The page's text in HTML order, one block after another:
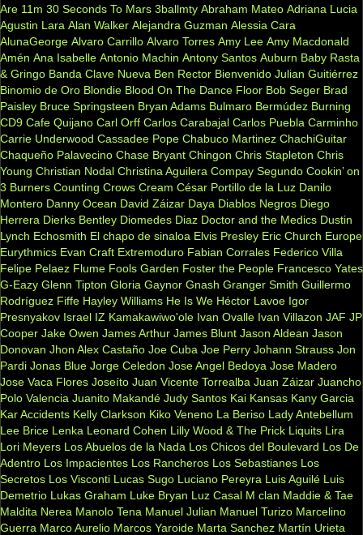
Are 11m 30 Seconds To Mars 3ballmty Abraham Mateo Adriana Lucia
Agustin Lara Alan Walker Alejandra Guzman Alessia Cara
AlunaGeorge Alvaro Carrillo Alvaro Torres Amy Lee Amy Macdonald
Amén Ana Isabelle Antonio Machin Antony Santos Auburn Baby Rasta
& Gringo Banda Clave Nueva Ben Rector Bienvenido Julian Guitiérrez
Binomio de Oro Blondie Blood On The Dance Floor Bob Seger Brad
Paisley Bruce Springsteen Bryan Adams Bulmaro Bermúdez Burning
CD9 Cafe Quijano Carl Orff Carlos Carabajal Carlos Puebla Carminho
Carrie Underwood Cassadee Pope Chabuco Martinez ChachiGuitar
Chaqueño Palavecino Chase Bryant Chingon Chris Stapleton Chris
Young Christian Nodal Christina Aguilera Compay Segundo Cookin’ on
3 Burners Counting Crows Cream César Portillo de la Luz Danilo
Montero Danny Ocean David Záizar Daya Diablos Negros Diego
Herrera Dierks Bentley Diomedes Diaz Doctor and the Medics Dustin
Lynch Echosmith El chapo de sinaloa Elvis Presley Eric Church Europe
Eurythmics Evan Craft Extremoduro Fabian Corrales Federico Villa
Felipe Pelaez Flume Fools Garden Foster the People Francesco Yates
G-Eazy Glenn Tipton Gloria Gaynor Gnash Granger Smith Guillermo
Rodríguez Fiffe Hayley Williams He Is We Héctor Lavoe Igor
Presnyakov Israel IZ Kamakawiwo'ole Ivan Ovalle Ivan Villazon JAF JP
Cooper Jake Owen James Arthur James Blunt Jason Aldean Jason
Donovan Jhon Alex Castaño Joe Cuba Joe Perry Johann Strauss Jon
Pardi Jonas Blue Jorge Celedon Jose Angel Bedoya Jose Madero
Jose Vaca Flores Joseíto Juan Vicente Torrealba Juan Záizar Juancho
Polo Valencia Juanito Makandé Judy Santos Kai Kansas Kany Garcia
Kar Accidents Kelly Clarkson Kiko Veneno La Beriso Lady Antebellum
Lee Brice Lenka Leonard Cohen Lilly Wood & The Prick Liquits Lira
Lori Meyers Los Abuelos de la Nada Los Chicos del Boulevard Los De
Adentro Los Impacientes Los Rancheros Los Sebastianes Los
Secretos Los Visconti Lucas Sugo Luciano Pereyra Luis Aguilé Luis
Demetrio Lukas Graham Luke Bryan Luz Casal M clan Maddie & Tae
Maldita Nerea Manolo Tena Manuel Julian Manuel Turizo Marcelino
Guerra Marco Aurelio Marcos Yaroide Marta Sanchez Martín Urieta